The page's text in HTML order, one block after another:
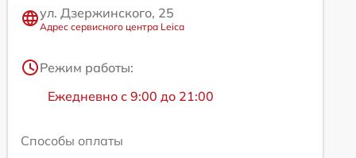
ул. Дзержинского, 25
Адрес сервисного центра Leica
Режим работы:
Ежедневно с 9:00 до 21:00
Способы оплаты